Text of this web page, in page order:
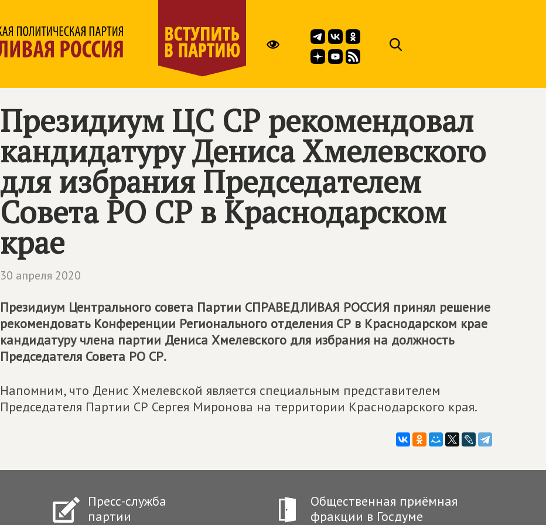
Президиум ЦС СР рекомендовал
кандидатуру Дениса Хмелевского
для избрания Председателем
Совета РО СР в Краснодарском
крае
30 апреля 2020
Президиум Центрального совета Партии СПРАВЕДЛИВАЯ РОССИЯ принял решение
рекомендовать Конференции Регионального отделения СР в Краснодарском крае
кандидатуру члена партии Дениса Хмелевского для избрания на должность
Председателя Совета РО СР.
Напомним, что Денис Хмелевской является специальным представителем
Председателя Партии СР Сергея Миронова на территории Краснодарского края.
Пресс-служба
партии
Общественная приёмная
фракции в Госдуме